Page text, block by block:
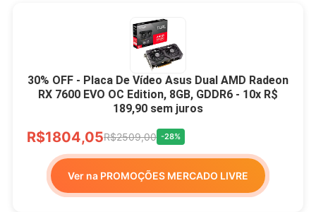
30% OFF - Placa De Vídeo Asus Dual AMD Radeon
RX 7600 EVO OC Edition, 8GB, GDDR6 - 10x R$
189,90 sem juros
R$1804,05R$2509,00 -28%
Ver na PROMOÇÕES MERCADO LIVRE